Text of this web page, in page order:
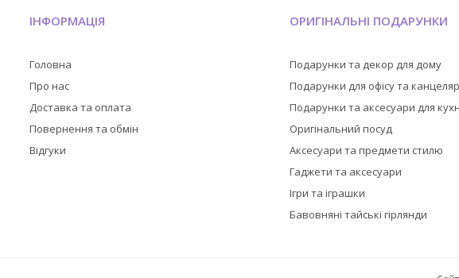
ІНФОРМАЦІЯ
Головна
Про нас
Доставка та оплата
Повернення та обмін
Відгуки
ОРИГІНАЛЬНІ ПОДАРУНКИ
Подарунки та декор для дому
Подарунки для офісу та
Подарунки та аксесуари для
Оригінальний посуд
Аксесуари та предмети стилю
Гаджети та аксесуари
Ігри та іграшки
Бавовняні тайські гірлянди